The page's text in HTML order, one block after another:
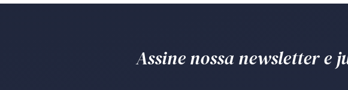
Assine nossa newsletter e